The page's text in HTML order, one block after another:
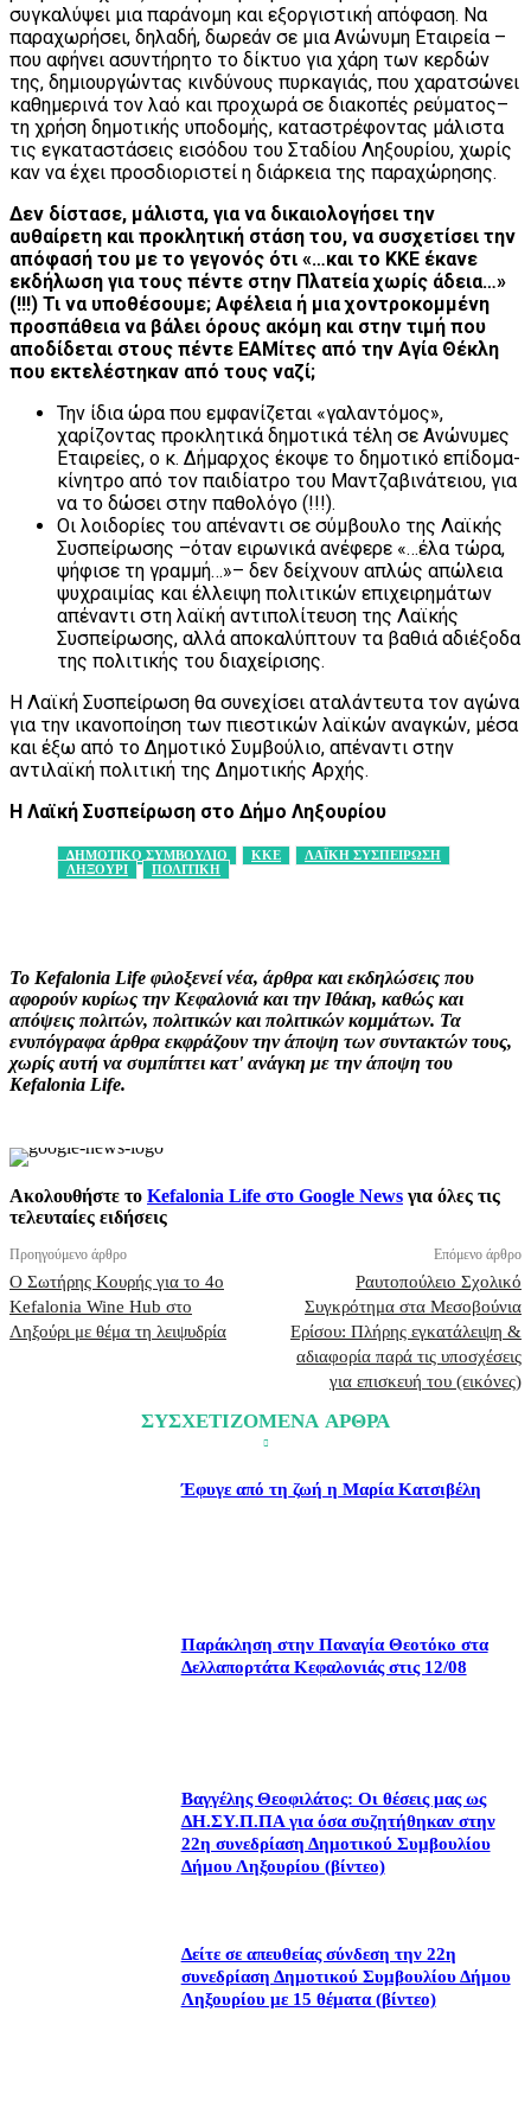
συγκαλύψει μια παράνομη και εξοργιστική απόφαση. Να
παραχωρήσει, δηλαδή, δωρεάν σε μια Ανώνυμη Εταιρεία –
που αφήνει ασυντήρητο το δίκτυο για χάρη των κερδών
της, δημιουργώντας κινδύνους πυρκαγιάς, που χαρατσώνει
καθημερινά τον λαό και προχωρά σε διακοπές ρεύματος–
τη χρήση δημοτικής υποδομής, καταστρέφοντας μάλιστα
τις εγκαταστάσεις εισόδου του Σταδίου Ληξουρίου, χωρίς
καν να έχει προσδιοριστεί η διάρκεια της παραχώρησης.
Δεν δίστασε, μάλιστα, για να δικαιολογήσει την
αυθαίρετη και προκλητική στάση του, να συσχετίσει την
απόφασή του με το γεγονός ότι «…και το ΚΚΕ έκανε
εκδήλωση για τους πέντε στην Πλατεία χωρίς άδεια…»
(!!!) Τι να υποθέσουμε; Αφέλεια ή μια χοντροκομμένη
προσπάθεια να βάλει όρους ακόμη και στην τιμή που
αποδίδεται στους πέντε ΕΑΜίτες από την Αγία Θέκλη
που εκτελέστηκαν από τους ναζί;
Την ίδια ώρα που εμφανίζεται «γαλαντόμος»,
χαρίζοντας προκλητικά δημοτικά τέλη σε Ανώνυμες
Εταιρείες, ο κ. Δήμαρχος έκοψε το δημοτικό επίδομα-
κίνητρο από τον παιδίατρο του Μαντζαβινάτειου, για
να το δώσει στην παθολόγο (!!!).
Οι λοιδορίες του απέναντι σε σύμβουλο της Λαϊκής
Συσπείρωσης –όταν ειρωνικά ανέφερε «…έλα τώρα,
ψήφισε τη γραμμή…»– δεν δείχνουν απλώς απώλεια
ψυχραιμίας και έλλειψη πολιτικών επιχειρημάτων
απέναντι στη λαϊκή αντιπολίτευση της Λαϊκής
Συσπείρωσης, αλλά αποκαλύπτουν τα βαθιά αδιέξοδα
της πολιτικής του διαχείρισης.
Η Λαϊκή Συσπείρωση θα συνεχίσει αταλάντευτα τον αγώνα
για την ικανοποίηση των πιεστικών λαϊκών αναγκών, μέσα
και έξω από το Δημοτικό Συμβούλιο, απέναντι στην
αντιλαϊκή πολιτική της Δημοτικής Αρχής.
Η Λαϊκή Συσπείρωση στο Δήμο Ληξουρίου
ΔΗΜΟΤΙΚΟ ΣΥΜΒΟΥΛΙΟ ΚΚΕ
ΛΑΪΚΗ ΣΥΣΠΕΙΡΩΣΗ
ΛΗΞΟΥΡΙ
ΠΟΛΙΤΙΚΗ
Το Kefalonia Life φιλοξενεί νέα, άρθρα και εκδηλώσεις που
αφορούν κυρίως την Κεφαλονιά και την Ιθάκη, καθώς και
απόψεις πολιτών, πολιτικών και πολιτικών κομμάτων. Τα
ενυπόγραφα άρθρα εκφράζουν την άποψη των συντακτών τους,
χωρίς αυτή να συμπίπτει κατ' ανάγκη με την άποψη του
Kefalonia Life.
Ακολουθήστε το Kefalonia Life στο Google News για όλες τις
τελευταίες ειδήσεις
Προηγούμενο άρθρο
Ο Σωτήρης Κουρής για το 4ο
Kefalonia Wine Hub στο
Ληξούρι με θέμα τη λειψυδρία
Επόμενο άρθρο
Ραυτοπούλειο Σχολικό
Συγκρότημα στα Μεσοβούνια
Ερίσου: Πλήρης εγκατάλειψη &
αδιαφορία παρά τις υποσχέσεις
για επισκευή του (εικόνες)
ΣΥΣΧΕΤΙΖΟΜΕΝΑ ΑΡΘΡΑ
Έφυγε από τη ζωή η Μαρία Κατσιβέλη
Παράκληση στην Παναγία Θεοτόκο στα
Δελλαπορτάτα Κεφαλονιάς στις 12/08
Βαγγέλης Θεοφιλάτος: Οι θέσεις μας ως
ΔΗ.ΣΥ.Π.ΠΑ για όσα συζητήθηκαν στην
22η συνεδρίαση Δημοτικού Συμβουλίου
Δήμου Ληξουρίου (βίντεο)
Δείτε σε απευθείας σύνδεση την 22η
συνεδρίαση Δημοτικού Συμβουλίου Δήμου
Ληξουρίου με 15 θέματα (βίντεο)